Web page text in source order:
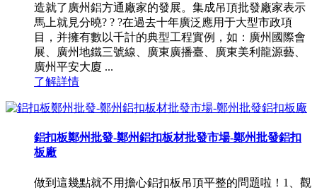
造就了廣州鋁方通廠家的發展。集成吊頂批發廠家表示
馬上就見分曉? ? ?在過去十年廣泛應用于大型市政項
目，并擁有數以千計的典型工程實例，如：廣州國際會
展、廣州地鐵三號線、廣東廣播臺、廣東美利龍源藝、
廣州平安大廈 ...
了解詳情
鋁扣板鄭州批發-鄭州鋁扣板材批發市場-鄭州批發鋁扣
板廠
做到這幾點就不用擔心鋁扣板吊頂平整的問題啦！1、觀